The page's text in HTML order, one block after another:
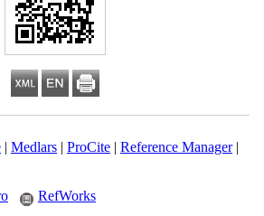
|Medlars|ProCite|Reference Manager
RefWorks